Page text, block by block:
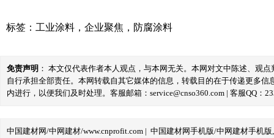
标签： 工业涂料 ， 企业聚焦 ， 防腐涂料
免责声明 ： 本文仅代表作者本人观点，与本网无关。本网对文中陈述、观
自行承担全部责任。本网转载自其它媒体的信息，转载目的在于传递更多
内进行，以便我们及时处理。客服邮箱：service@cnso360.com | 客服QQ：
中国建材网/中网建材/www.cnprofit.com | 中国建材网手机版/中网建材手机版